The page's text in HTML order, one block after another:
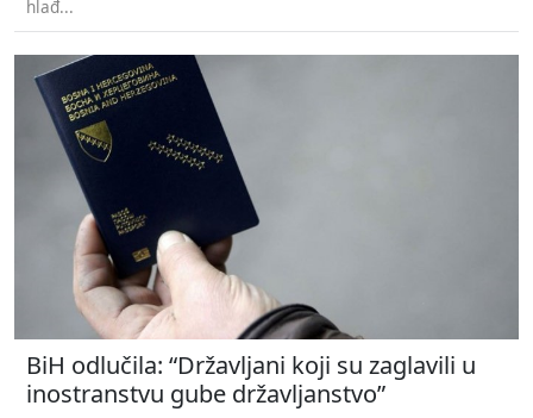
hlađ...
BiH odlučila: “Državljani koji su zaglavili u
inostranstvu gube državljanstvo”